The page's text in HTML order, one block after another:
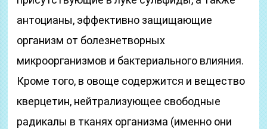
антоцианы, эффективно защищающие
организм от болезнетворных
микроорганизмов и бактериального влияния.
Кроме того, в овоще содержится и вещество
кверцетин, нейтрализующее свободные
радикалы в тканях организма (именно они